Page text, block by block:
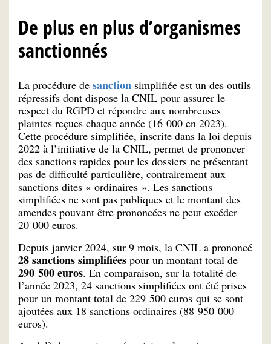
De plus en plus d’organismes
sanctionnés
La procédure de sanction simplifiée est un des outils
répressifs dont dispose la CNIL pour assurer le
respect du RGPD et répondre aux nombreuses
plaintes reçues chaque année (16 000 en 2023).
Cette procédure simplifiée, inscrite dans la loi depuis
2022 à l’initiative de la CNIL, permet de prononcer
des sanctions rapides pour les dossiers ne présentant
pas de difficulté particulière, contrairement aux
sanctions dites « ordinaires ». Les sanctions
simplifiées ne sont pas publiques et le montant des
amendes pouvant être prononcées ne peut excéder
20 000 euros.
Depuis janvier 2024, sur 9 mois, la CNIL a prononcé
28 sanctions simplifiées pour un montant total de
290 500 euros. En comparaison, sur la totalité de
l’année 2023, 24 sanctions simplifiées ont été prises
pour un montant total de 229 500 euros qui se sont
ajoutées aux 18 sanctions ordinaires (88 950 000
euros).